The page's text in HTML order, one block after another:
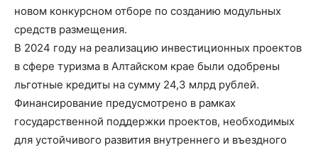
новом конкурсном отборе по созданию модульных
средств размещения.
В 2024 году на реализацию инвестиционных проектов
в сфере туризма в Алтайском крае были одобрены
льготные кредиты на сумму 24,3 млрд рублей.
Финансирование предусмотрено в рамках
государственной поддержки проектов, необходимых
для устойчивого развития внутреннего и въездного